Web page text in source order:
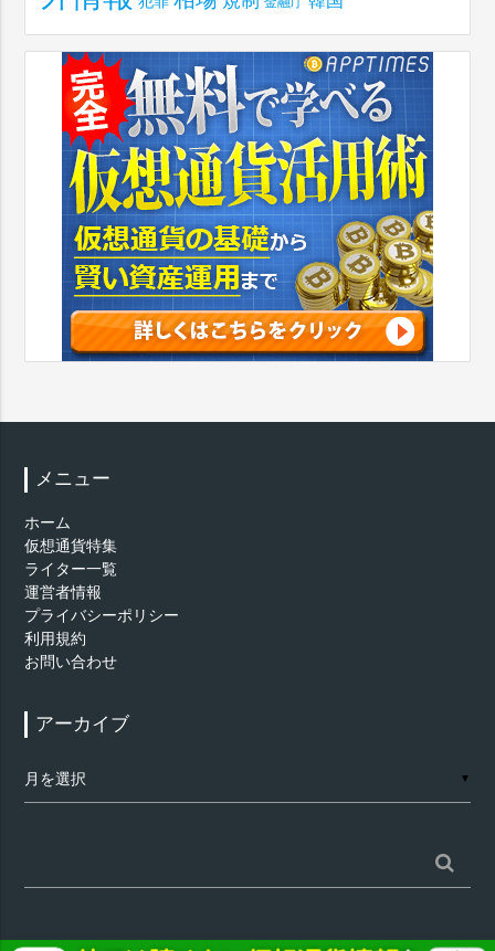
メニュー
ホーム
仮想通貨特集
ライター一覧
運営者情報
プライバシーポリシー
利用規約
お問い合わせ
アーカイブ
ー
▼
索: